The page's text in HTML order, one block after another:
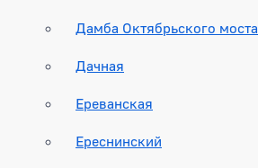
Дамба Октябрьского моста
Дачная
Ереванская
Ереснинский